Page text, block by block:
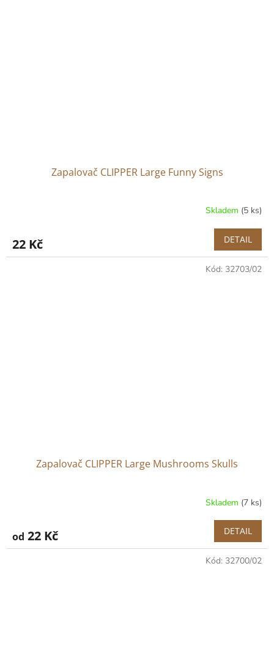
Zapalovač CLIPPER Large Funny Signs
Skladem (5 ks)
22 Kč DETAIL
Zapalovač CLIPPER Large Mushrooms Skulls
Skladem (7 ks)
od 22 Kč DETAIL
Kód: 32703/02
Kód: 32700/02